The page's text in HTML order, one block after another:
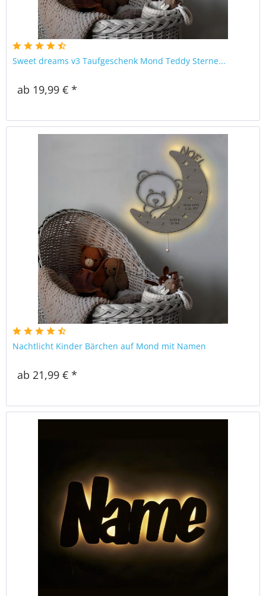
Sweet dreams v3 Taufgeschenk Mond Teddy Sterne...
ab 19,99 € *
Nachtlicht Kinder Bärchen auf Mond mit Namen
ab 21,99 € *